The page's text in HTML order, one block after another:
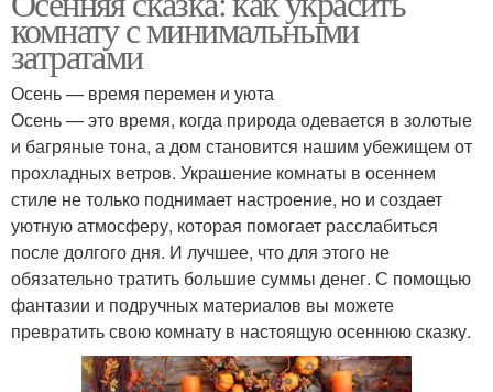
комнату с минимальными
затратами
Осень — время перемен и уюта
Осень — это время, когда природа одевается в золотые
и багряные тона, а дом становится нашим убежищем от
прохладных ветров. Украшение комнаты в осеннем
стиле не только поднимает настроение, но и создает
уютную атмосферу, которая помогает расслабиться
после долгого дня. И лучшее, что для этого не
обязательно тратить большие суммы денег. С помощью
фантазии и подручных материалов вы можете
превратить свою комнату в настоящую осеннюю сказку.